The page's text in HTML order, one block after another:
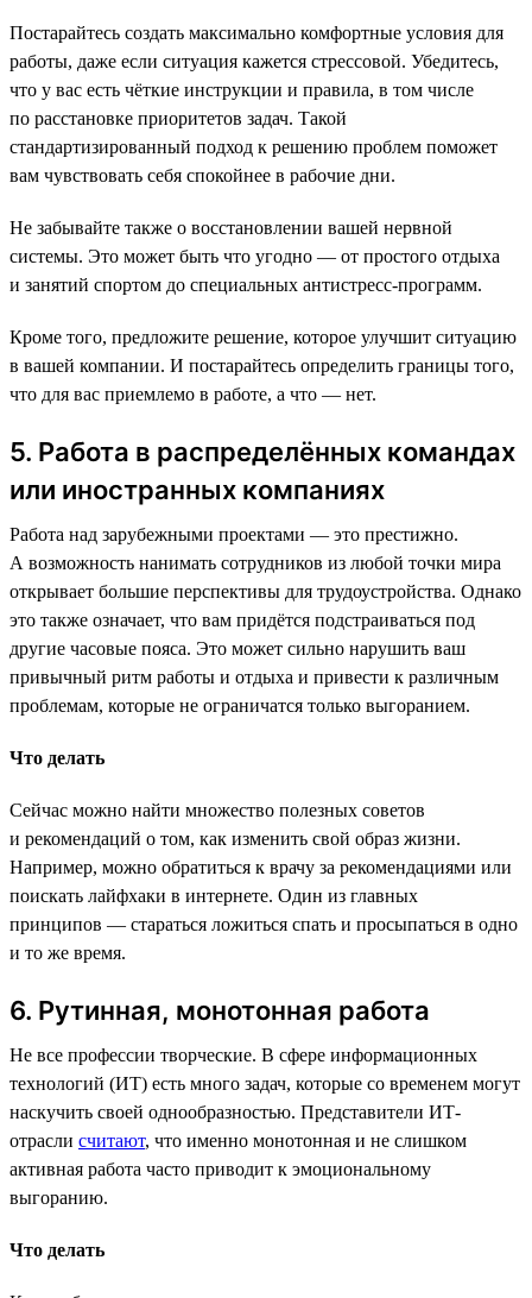
Постарайтесь создать максимально комфортные условия для
работы, даже если ситуация кажется стрессовой. Убедитесь,
что у вас есть чёткие инструкции и правила, в том числе
по расстановке приоритетов задач. Такой
стандартизированный подход к решению проблем поможет
вам чувствовать себя спокойнее в рабочие дни.
Не забывайте также о восстановлении вашей нервной
системы. Это может быть что угодно — от простого отдыха
и занятий спортом до специальных антистресс-программ.
Кроме того, предложите решение, которое улучшит ситуацию
в вашей компании. И постарайтесь определить границы того,
что для вас приемлемо в работе, а что — нет.
5. Работа в распределённых командах
или иностранных компаниях
Работа над зарубежными проектами — это престижно.
А возможность нанимать сотрудников из любой точки мира
открывает большие перспективы для трудоустройства. Однако
это также означает, что вам придётся подстраиваться под
другие часовые пояса. Это может сильно нарушить ваш
привычный ритм работы и отдыха и привести к различным
проблемам, которые не ограничатся только выгоранием.
Что делать
Сейчас можно найти множество полезных советов
и рекомендаций о том, как изменить свой образ жизни.
Например, можно обратиться к врачу за рекомендациями или
поискать лайфхаки в интернете. Один из главных
принципов — стараться ложиться спать и просыпаться в одно
и то же время.
6. Рутинная, монотонная работа
Не все профессии творческие. В сфере информационных
технологий (ИТ) есть много задач, которые со временем могут
наскучить своей однообразностью. Представители ИТ-
отрасли считают, что именно монотонная и не слишком
активная работа часто приводит к эмоциональному
выгоранию.
Что делать